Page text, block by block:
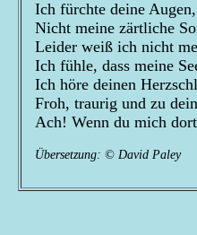
Ich fürchte deine
Nicht meine zärtliche
Leider weiß ich nicht
Ich fühle, dass meine
Ich höre deinen
Froh, traurig und zu
Ach! Wenn du mich
Übersetzung: © David Paley